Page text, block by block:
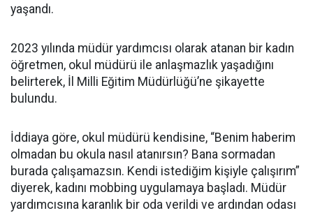
yaşandı.
2023 yılında müdür yardımcısı olarak atanan bir kadın
öğretmen, okul müdürü ile anlaşmazlık yaşadığını
belirterek, İl Milli Eğitim Müdürlüğü’ne şikayette
bulundu.
İddiaya göre, okul müdürü kendisine, “Benim haberim
olmadan bu okula nasıl atanırsın? Bana sormadan
burada çalışamazsın. Kendi istediğim kişiyle çalışırım”
diyerek, kadını mobbing uygulamaya başladı. Müdür
yardımcısına karanlık bir oda verildi ve ardından odası